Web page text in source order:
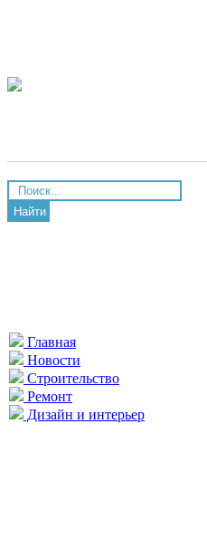
Найти
Главная
Новости
Строительство
Ремонт
Дизайн и интерьер